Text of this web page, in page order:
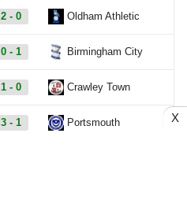
2 - 0 Oldham Athletic
0 - 1 Birmingham City
1 - 0 Crawley Town
3 - 1 Portsmouth X